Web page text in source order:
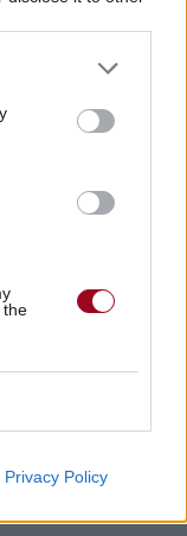
the
Privacy Policy
une erreur